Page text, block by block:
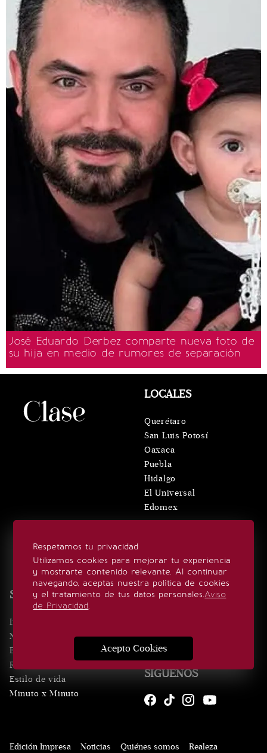
José Eduardo Derbez comparte nueva foto de
su hija en medio de rumores de separación
Respetamos tu privacidad
Utilizamos cookies para mejorar tu experiencia
y mostrarte contenido relevante. Al continuar
navegando, aceptas nuestra política de cookies
y el tratamiento de tus datos personales.Aviso
de Privacidad.
Acepto Cookies
SECCIONES
Inicio
Noticias
Eventos
Realeza
Estilo de vida
Minuto x Minuto
De10.mx
ViveUSA
Confabulario
LOCALES
Querétaro
San Luis Potosí
Oaxaca
Puebla
Hidalgo
El Universal
Edomex
SÍGUENOS
Edición Impresa Noticias Quiénes somos Realeza